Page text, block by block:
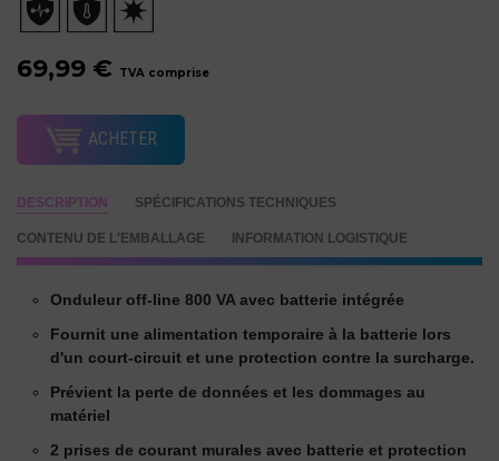
69,99 € TVA comprise
ACHETER
DESCRIPTION SPÉCIFICATIONS TECHNIQUES
CONTENU DE L'EMBALLAGE INFORMATION LOGISTIQUE
Onduleur off-line 800 VA avec batterie intégrée
Fournit une alimentation temporaire à la batterie lors
d'un court-circuit et une protection contre la surcharge.
Prévient la perte de données et les dommages au
matériel
2 prises de courant murales avec batterie et protection